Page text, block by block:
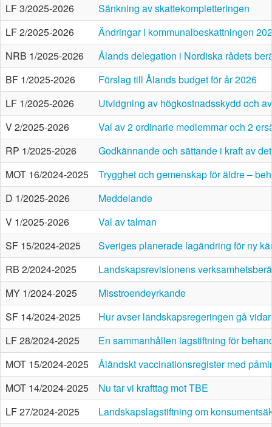
LF 3/2025-2026
Sänkning av skattekompletteringen
LF 2/2025-2026
Ändringar i kommunalbeskattningen
NRB 1/2025-2026
Ålands delegation i Nordiska rådets
BF 1/2025-2026
Förslag till Ålands budget för år 2026
LF 1/2025-2026
Utvidgning av högkostnadsskydd och
V 2/2025-2026
Val av 2 ordinarie medlemmar och 2
RP 1/2025-2026
Godkännande och sättande i kraft av
MOT 16/2024-2025
Trygghet och gemenskap för äldre –
D 1/2025-2026
Meddelande
V 1/2025-2026
Val av talman
SF 15/2024-2025
Sveriges planerade lagändring för ny
RB 2/2024-2025
Landskapsrevisionens
MY 1/2024-2025
Misstroendeyrkande
SF 14/2024-2025
Hur avser landskapsregeringen gå
LF 28/2024-2025
En sammanhållen lagstiftning för
MOT 15/2024-2025
Åländskt vaccinationsregister med
MOT 14/2024-2025
Nu tar vi krafttag mot TBE
LF 27/2024-2025
Landskapslagstiftning om